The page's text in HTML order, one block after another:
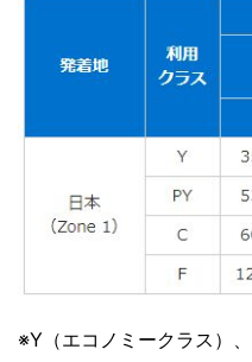
※Y（エコノミークラス）